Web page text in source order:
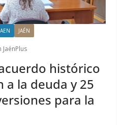
JAÉN
JaénPlus
histórico
a la deuda y 25
para la